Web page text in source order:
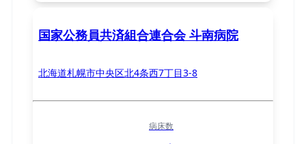
国家公務員共済組合連合会 斗南病院
北海道札幌市中央区北4条西7丁目3-8
病床数